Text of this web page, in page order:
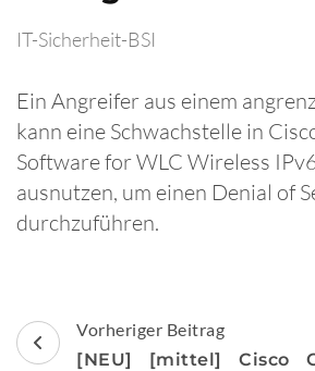
IT-Sicherheit-BSI
Ein Angreifer aus einem
kann eine Schwachstelle in
Software for WLC Wireless
ausnutzen, um einen Denial of
durchzuführen.
Beitragsnavigation
Vorheriger Beitrag
[NEU] [mittel] Cisco